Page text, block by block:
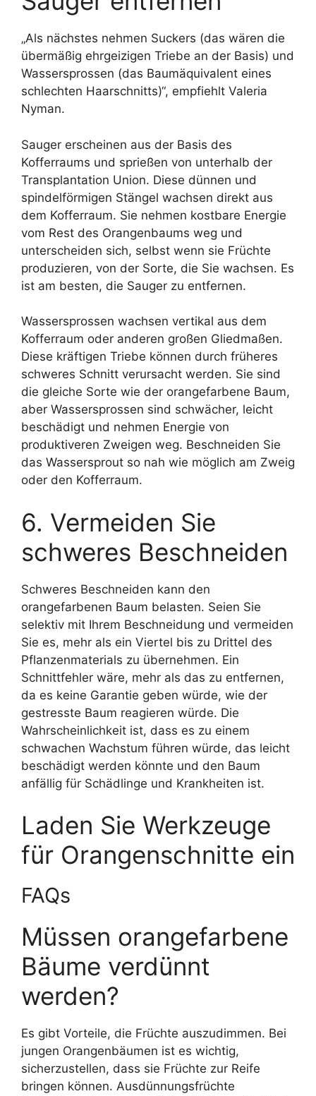
„Als nächstes nehmen Suckers (das wären die
übermäßig ehrgeizigen Triebe an der Basis) und
Wassersprossen (das Baumäquivalent eines
schlechten Haarschnitts)“, empfiehlt Valeria
Nyman.
Sauger erscheinen aus der Basis des
Kofferraums und sprießen von unterhalb der
Transplantation Union. Diese dünnen und
spindelförmigen Stängel wachsen direkt aus
dem Kofferraum. Sie nehmen kostbare Energie
vom Rest des Orangenbaums weg und
unterscheiden sich, selbst wenn sie Früchte
produzieren, von der Sorte, die Sie wachsen. Es
ist am besten, die Sauger zu entfernen.
Wassersprossen wachsen vertikal aus dem
Kofferraum oder anderen großen Gliedmaßen.
Diese kräftigen Triebe können durch früheres
schweres Schnitt verursacht werden. Sie sind
die gleiche Sorte wie der orangefarbene Baum,
aber Wassersprossen sind schwächer, leicht
beschädigt und nehmen Energie von
produktiveren Zweigen weg. Beschneiden Sie
das Wassersprout so nah wie möglich am Zweig
oder den Kofferraum.
6. Vermeiden Sie
schweres Beschneiden
Schweres Beschneiden kann den
orangefarbenen Baum belasten. Seien Sie
selektiv mit Ihrem Beschneidung und vermeiden
Sie es, mehr als ein Viertel bis zu Drittel des
Pflanzenmaterials zu übernehmen. Ein
Schnittfehler wäre, mehr als das zu entfernen,
da es keine Garantie geben würde, wie der
gestresste Baum reagieren würde. Die
Wahrscheinlichkeit ist, dass es zu einem
schwachen Wachstum führen würde, das leicht
beschädigt werden könnte und den Baum
anfällig für Schädlinge und Krankheiten ist.
Laden Sie Werkzeuge
für Orangenschnitte ein
FAQs
Müssen orangefarbene
Bäume verdünnt
werden?
Es gibt Vorteile, die Früchte auszudimmen. Bei
jungen Orangenbäumen ist es wichtig,
sicherzustellen, dass sie Früchte zur Reife
bringen können. Ausdünnungsfrüchte